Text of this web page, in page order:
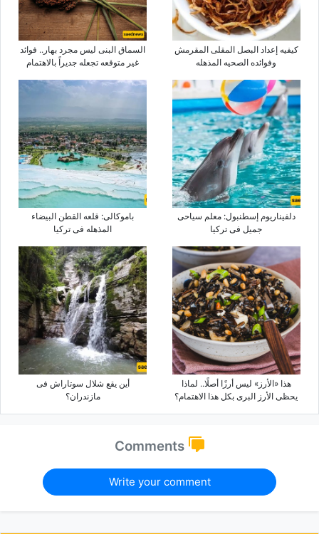
کیفیه إعداد البصل المقلی المقرمش
وفوائده الصحیه المذهله
السماق البنی لیس مجرد بهار.. فوائد
غیر متوقعه تجعله جدیراً بالاهتمام
دلفیناریوم إسطنبول: معلم سیاحی
جمیل فی ترکیا
باموکالی: قلعه القطن البیضاء
المذهله فی ترکیا
هذا «الأرز» لیس أرزًا أصلًا.. لماذا
یحظى الأرز البری بکل هذا الاهتمام؟
أین یقع شلال سوتاراش فی
مازندران؟
Comments
Write your comment